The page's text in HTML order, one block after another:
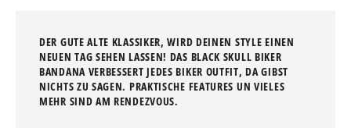
DER GUTE ALTE KLASSIKER, WIRD DEINEN STYLE EINEN
NEUEN TAG SEHEN LASSEN! DAS BLACK SKULL BIKER
BANDANA VERBESSERT JEDES BIKER OUTFIT, DA GIBST
NICHTS ZU SAGEN. PRAKTISCHE FEATURES UN VIELES
MEHR SIND AM RENDEZVOUS.